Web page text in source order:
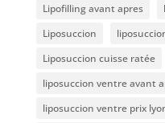
Lipofilling avant apres
Liposuccion
Liposuccion cuisse ratée
liposuccion ventre avant
liposuccion ventre prix